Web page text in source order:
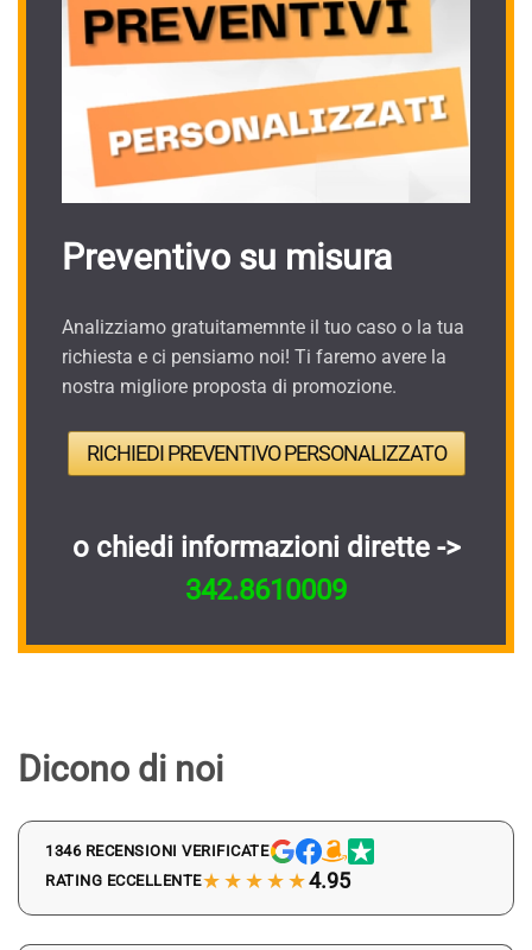
Preventivo su misura
Analizziamo gratuitamemnte il tuo caso o la tua
richiesta e ci pensiamo noi! Ti faremo avere la
nostra migliore proposta di promozione.
RICHIEDI PREVENTIVO PERSONALIZZATO
o chiedi informazioni dirette ->
342.8610009
Dicono di noi
1346 RECENSIONI VERIFICATE
RATING ECCELLENTE★★★★★4.95